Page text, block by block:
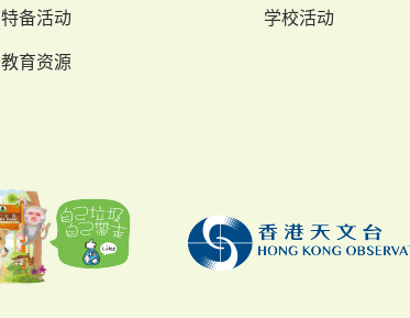
特备活动 学校活动
教育资源